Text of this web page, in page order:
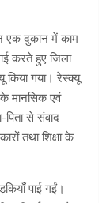
एक दुकान में काम
करते हुए जिला
किया गया। रेस्क्यू
मानसिक एवं
से संवाद
तथा शिक्षा के
पाई गईं।